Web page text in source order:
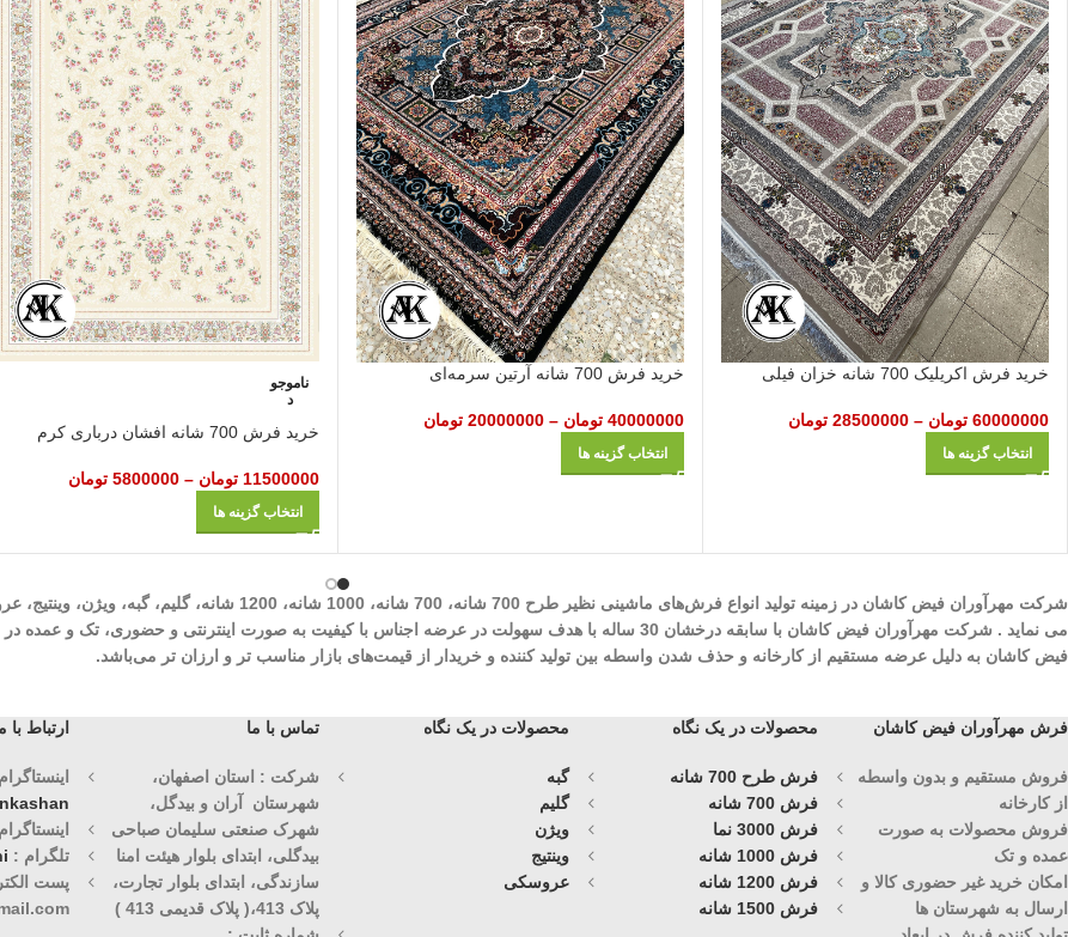
خرید فرش اکریلیک 700 شانه خزان فیلی
60000000 تومان –
28500000 تومان
انتخاب گزینه ها
خرید فرش 700 شانه آرتین سرمه‌ای
40000000 تومان –
20000000 تومان
انتخاب گزینه ها
ناموجو
د
خرید فرش 700 شانه افشان درباری کرم
11500000 تومان –
5800000 تومان
انتخاب گزینه ها
شرکت مهرآوران فیض کاشان در زمینه تولید انواع فرش‌های ماشینی نظیر طرح
می نماید . شرکت مهرآوران فیض کاشان با سابقه درخشان 30 ساله با هدف سهولت در عرضه اجناس با کیفیت به صورت اینترنتی
فیض کاشان به دلیل عرضه مستقیم از کارخانه و حذف شدن واسطه بین تولید کننده و خریدار از قیمت‌های بازار مناسب تر و ارزان تر می‌باشد.
فرش مهرآوران فیض کاشان
فروش مستقیم و بدون واسطه
از کارخانه
فروش محصولات به صورت
عمده و تک
امکان خرید غیر حضوری کالا و
ارسال به شهرستان ها
محصولات در یک نگاه
فرش طرح 700 شانه
فرش 700 شانه
فرش 3000 نما
فرش 1000 شانه
فرش 1200 شانه
فرش 1500 شانه
محصولات در یک نگاه
گبه
گلیم
ویژن
وینتیج
عروسکی
تماس با ما
شرکت : استان اصفهان،
شهرستان آران و بیدگل،
شهرک صنعتی سلیمان صباحی
بیدگلی، ابتدای بلوار هیئت امنا
سازندگی، ابتدای بلوار تجارت،
پلاک 413،( پلاک قدیمی 413 )
ارتباط با
اینستاگرام
اینستاگرام
تلگرام :
پست